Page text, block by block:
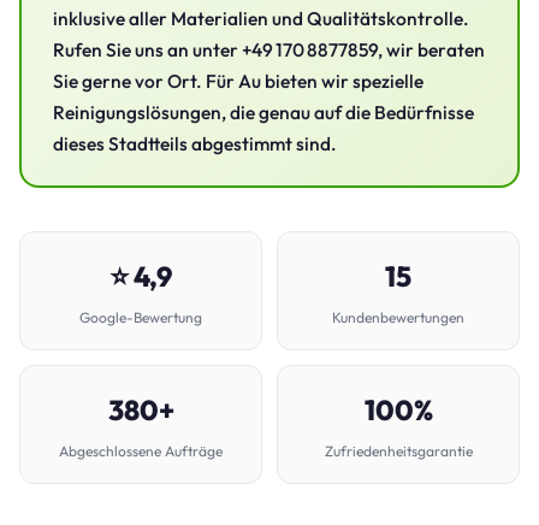
inklusive aller Materialien und Qualitätskontrolle.
Rufen Sie uns an unter +49 170 8877859, wir beraten
Sie gerne vor Ort. Für Au bieten wir spezielle
Reinigungslösungen, die genau auf die Bedürfnisse
dieses Stadtteils abgestimmt sind.
⭐ 4,9
Google-Bewertung
15
Kundenbewertungen
380+
Abgeschlossene Aufträge
100%
Zufriedenheitsgarantie